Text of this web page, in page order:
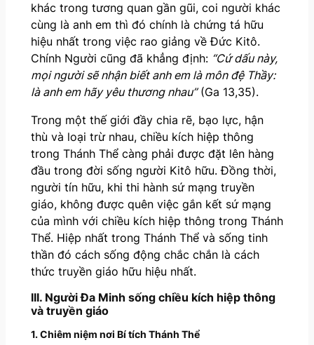
khác trong tương quan gần gũi, coi người khác
cùng là anh em thì đó chính là chứng tá hữu
hiệu nhất trong việc rao giảng về Đức Kitô.
Chính Người cũng đã khẳng định: “Cứ dấu này,
mọi người sẽ nhận biết anh em là môn đệ Thầy:
là anh em hãy yêu thương nhau”(Ga 13,35).
Trong một thế giới đầy chia rẽ, bạo lực, hận
thù và loại trừ nhau, chiều kích hiệp thông
trong Thánh Thể càng phải được đặt lên hàng
đầu trong đời sống người Kitô hữu. Đồng thời,
người tín hữu, khi thi hành sứ mạng truyền
giáo, không được quên việc gắn kết sứ mạng
của mình với chiều kích hiệp thông trong Thánh
Thể. Hiệp nhất trong Thánh Thể và sống tinh
thần đó cách sống động chắc chắn là cách
thức truyền giáo hữu hiệu nhất.
III. Người Đa Minh sống chiều kích hiệp thông
và truyền giáo
1. Chiêm niệm nơi Bí tích Thánh Thể